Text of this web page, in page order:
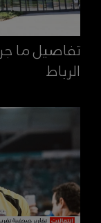
تفاصيل ما
الرباط